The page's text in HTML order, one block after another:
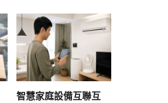
智慧家庭設備互聯互